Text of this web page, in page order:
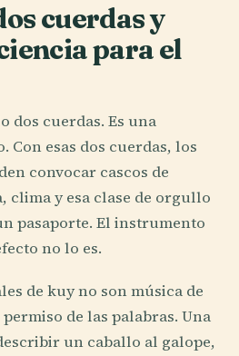
cuerdas y
para el
dos cuerdas. Es una
Con esas dos cuerdas, los
convocar cascos de
clima y esa clase de orgullo
pasaporte. El instrumento
no lo es.
de kuy no son música de
de las palabras. Una
un caballo al galope,